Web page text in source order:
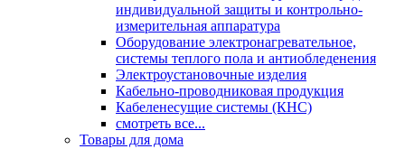
индивидуальной защиты и контрольно-
измерительная аппаратура
Оборудование электронагревательное,
системы теплого пола и антиобледенения
Электроустановочные изделия
Кабельно-проводниковая продукция
Кабеленесущие системы (КНС)
смотреть все...
Товары для дома